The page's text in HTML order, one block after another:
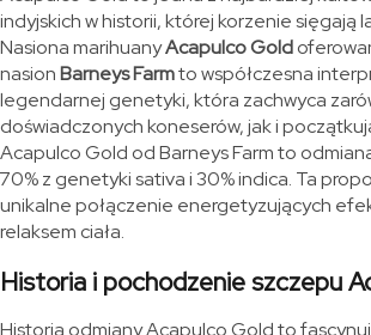
indyjskich w historii, której korzenie sięgają
Nasiona marihuanyAcapulco Gold
nasionBarneys Farmto współczesna
legendarnej genetyki, która zachwyca
doświadczonych koneserów, jak i
Acapulco Gold od Barneys Farm to
70% z genetyki sativa i 30% indica. Ta
unikalne połączenie energetyzujących
relaksem ciała.
Historia i pochodzenie szczepu
Historia odmiany Acapulco Gold to